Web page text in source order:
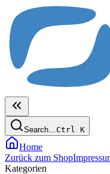
Search…Ctrl K
Home
Zurück zum Shop
Kategorien